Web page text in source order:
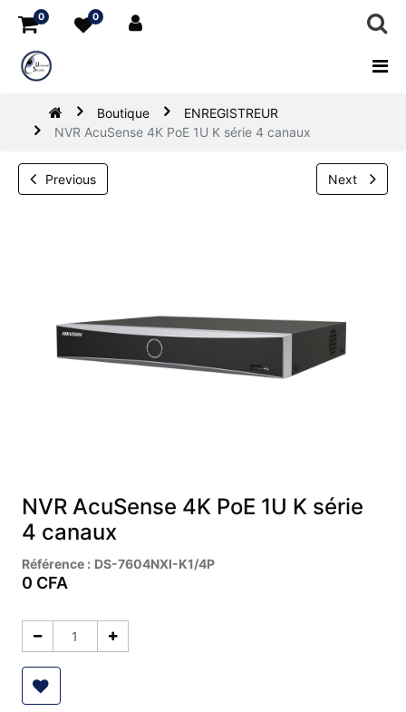
0 0
Boutique
ENREGISTREUR
NVR AcuSense 4K PoE 1U K série 4 canaux
Previous Next
NVR AcuSense 4K PoE 1U K série
4 canaux
Référence : DS-7604NXI-K1/4P
0 CFA